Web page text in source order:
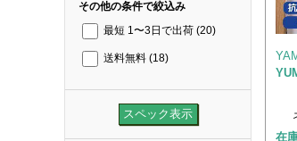
その他の条件で絞込み
最短 1〜3日で出荷 (20)
送料無料 (18)
在